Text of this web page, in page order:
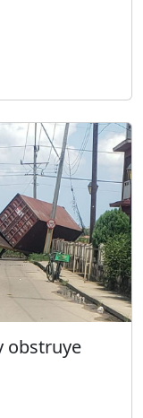
obstruye